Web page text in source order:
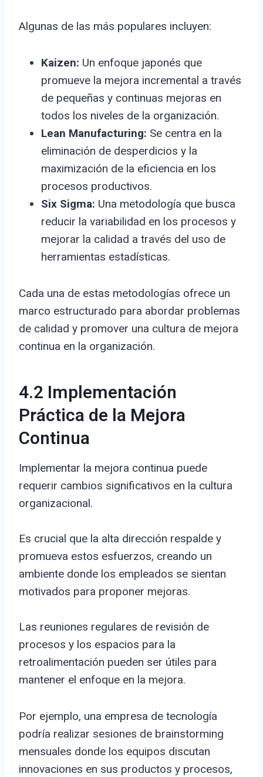
Algunas de las más populares incluyen:
Kaizen: Un enfoque japonés que
promueve la mejora incremental a través
de pequeñas y continuas mejoras en
todos los niveles de la organización.
Lean Manufacturing: Se centra en la
eliminación de desperdicios y la
maximización de la eficiencia en los
procesos productivos.
Six Sigma: Una metodología que busca
reducir la variabilidad en los procesos y
mejorar la calidad a través del uso de
herramientas estadísticas.
Cada una de estas metodologías ofrece un
marco estructurado para abordar problemas
de calidad y promover una cultura de mejora
continua en la organización.
4.2 Implementación
Práctica de la Mejora
Continua
Implementar la mejora continua puede
requerir cambios significativos en la cultura
organizacional.
Es crucial que la alta dirección respalde y
promueva estos esfuerzos, creando un
ambiente donde los empleados se sientan
motivados para proponer mejoras.
Las reuniones regulares de revisión de
procesos y los espacios para la
retroalimentación pueden ser útiles para
mantener el enfoque en la mejora.
Por ejemplo, una empresa de tecnología
podría realizar sesiones de brainstorming
mensuales donde los equipos discutan
innovaciones en sus productos y procesos,